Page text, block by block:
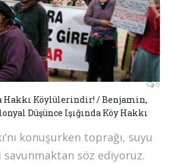
0
Köylülerindir! / Benjamin,
Düşünce Işığında Köy Hakkı
konuşurken toprağı, suyu
söz ediyoruz.